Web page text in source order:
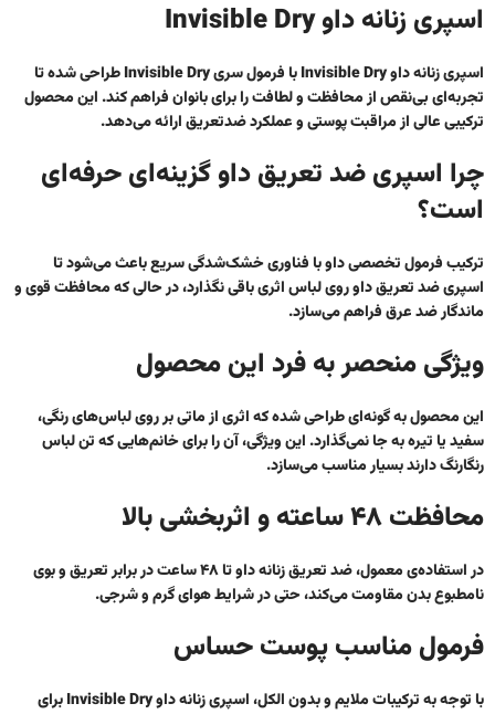
اسپری زنانه داو Invisible Dry
اسپری زنانه داو Invisible Dry با فرمول سری Invisible Dryطراحی شده تا
تجربه‌ای بی‌نقص از محافظت و لطافت را برای بانوان فراهم کند. این محصول
ترکیبی عالی از مراقبت پوستی و عملکرد ضدتعریق ارائه می‌دهد.
چرا اسپری ضد تعریق داو گزینه‌ای حرفه‌ای
است؟
ترکیب فرمول تخصصی داو با فناوری خشک‌شدگی سریع باعث می‌شود تا
اسپری ضد تعریق داوروی لباس اثری باقی نگذارد، در حالی که محافظت قوی و
ماندگار ضد عرق فراهم می‌سازد.
ویژگی منحصر به فرد این محصول
این محصول به گونه‌ای طراحی شده که اثری از ماتی بر روی لباس‌های رنگی،
سفید یا تیره به جا نمی‌گذارد. این ویژگی، آن را برای خانم‌هایی که تن لباس
رنگارنگ دارند بسیار مناسب می‌سازد.
محافظت ۴۸ ساعته و اثربخشی بالا
در استفاده‌ی معمول،ضد تعریق زنانه داو
تا ۴۸ ساعت در برابر تعریق و بوی
نامطبوع بدن مقاومت می‌کند، حتی در شرایط هوای گرم و شرجی.
فرمول مناسب پوست حساس
با توجه به ترکیبات ملایم و بدون الکل، اسپری زنانه داو Invisible Dry برای